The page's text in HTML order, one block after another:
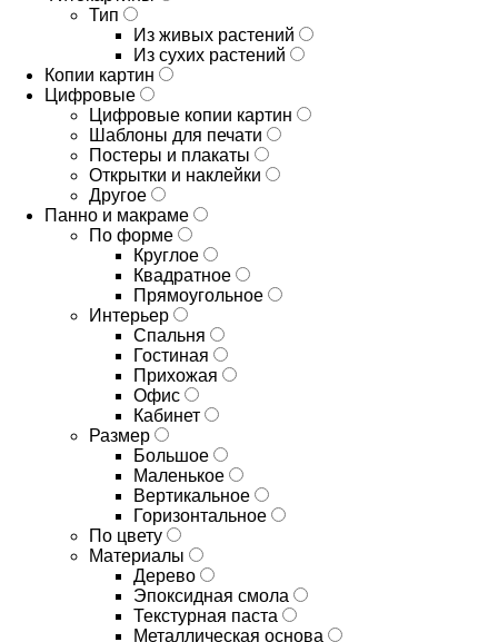
Тип
Из живых растений
Из сухих растений
Копии картин
Цифровые
Цифровые копии картин
Шаблоны для печати
Постеры и плакаты
Открытки и наклейки
Другое
Панно и макраме
По форме
Круглое
Квадратное
Прямоугольное
Интерьер
Спальня
Гостиная
Прихожая
Офис
Кабинет
Размер
Большое
Маленькое
Вертикальное
Горизонтальное
По цвету
Материалы
Дерево
Эпоксидная смола
Текстурная паста
Металлическая основа